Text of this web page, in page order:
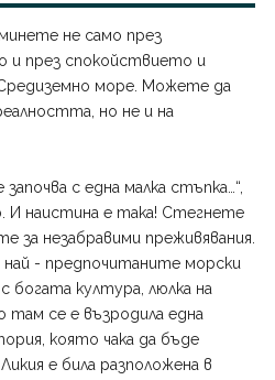
не само през
и през спокойствието и
море. Можете да
но не и на
с една малка стъпка…“,
И наистина е така! Стегнете
за незабравими преживявания.
- предпочитаните морски
богата култура, люлка на
там се е възродила една
която чака да бъде
е била разположена в